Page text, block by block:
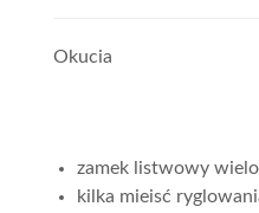
Okucia
zamek listwowy
kilka mieisć